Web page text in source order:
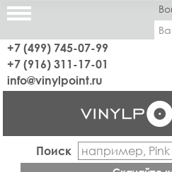
+7 (499) 745-07-99
+7 (916) 311-17-01
info@vinylpoint.ru
Поиск